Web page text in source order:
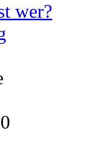
wer?